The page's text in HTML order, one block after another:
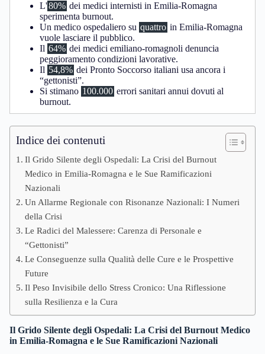
L'80% dei medici internisti in Emilia-Romagna
sperimenta burnout.
Un medico ospedaliero su quattro in Emilia-Romagna
vuole lasciare il pubblico.
Il 64% dei medici emiliano-romagnoli denuncia
peggioramento condizioni lavorative.
Il 54,8% dei Pronto Soccorso italiani usa ancora i
“gettonisti”.
Si stimano 100.000 errori sanitari annui dovuti al
burnout.
Indice dei contenuti
Il Grido Silente degli Ospedali: La Crisi del Burnout
Medico in Emilia-Romagna e le Sue Ramificazioni
Nazionali
Un Allarme Regionale con Risonanze Nazionali: I Numeri
della Crisi
Le Radici del Malessere: Carenza di Personale e
“Gettonisti”
Le Conseguenze sulla Qualità delle Cure e le Prospettive
Future
Il Peso Invisibile dello Stress Cronico: Una Riflessione
sulla Resilienza e la Cura
Il Grido Silente degli Ospedali: La Crisi del Burnout Medico
in Emilia-Romagna e le Sue Ramificazioni Nazionali